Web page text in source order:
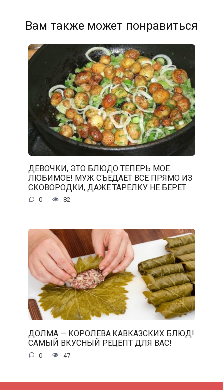
Вам также может понравиться
ДЕВОЧКИ, ЭТО БЛЮДО ТЕПЕРЬ МОЕ
ЛЮБИМОЕ! МУЖ СЪЕДАЕТ ВСЕ ПРЯМО ИЗ
СКОВОРОДКИ, ДАЖЕ ТАРЕЛКУ НЕ БЕРЕТ
0 82
ДОЛМА — КОРОЛЕВА КАВКАЗСКИХ БЛЮД!
САМЫЙ ВКУСНЫЙ РЕЦЕПТ ДЛЯ ВАС!
0 47